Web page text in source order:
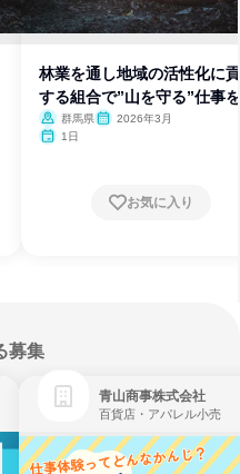
林業を通し地域の活性化に
する組合で”山を守る”仕事
験 群馬県
2026年3月
1日
お気に入り
募集
青山商事株式会社
百貨店・アパレル小売